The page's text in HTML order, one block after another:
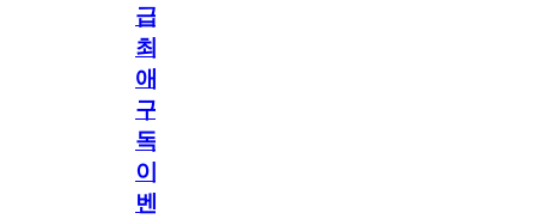
급!
최
애
구
독
이
벤